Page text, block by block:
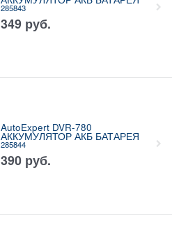
285843
349 руб.
AutoExpert DVR-780
АККУМУЛЯТОР АКБ БАТАРЕЯ
285844
390 руб.